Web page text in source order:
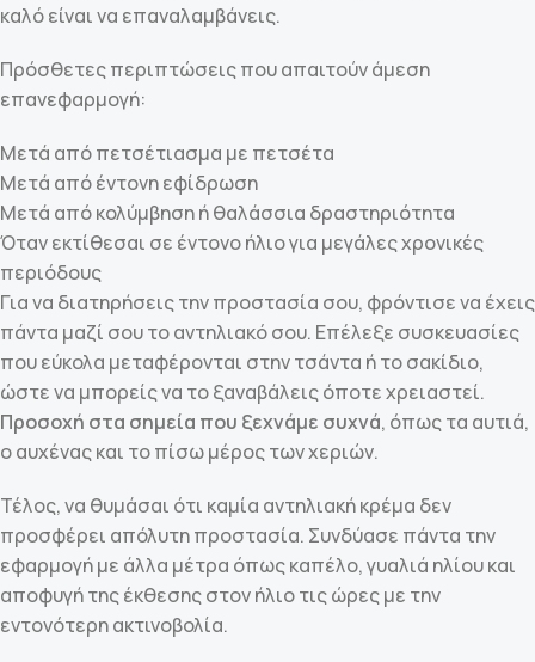
καλό είναι να επαναλαμβάνεις.
Πρόσθετες περιπτώσεις που απαιτούν άμεση
επανεφαρμογή:
Μετά από πετσέτιασμα με πετσέτα
Μετά από έντονη εφίδρωση
Μετά από κολύμβηση ή θαλάσσια δραστηριότητα
Όταν εκτίθεσαι σε έντονο ήλιο για μεγάλες χρονικές
περιόδους
Για να διατηρήσεις την προστασία σου, φρόντισε να έχεις
πάντα μαζί σου το αντηλιακό σου. Επέλεξε συσκευασίες
που εύκολα μεταφέρονται στην τσάντα ή το σακίδιο,
ώστε να μπορείς να το ξαναβάλεις όποτε χρειαστεί.
Προσοχή στα σημεία που ξεχνάμε συχνά, όπως τα αυτιά,
ο αυχένας και το πίσω μέρος των χεριών.
Τέλος, να θυμάσαι ότι καμία αντηλιακή κρέμα δεν
προσφέρει απόλυτη προστασία. Συνδύασε πάντα την
εφαρμογή με άλλα μέτρα όπως καπέλο, γυαλιά ηλίου και
αποφυγή της έκθεσης στον ήλιο τις ώρες με την
εντονότερη ακτινοβολία.